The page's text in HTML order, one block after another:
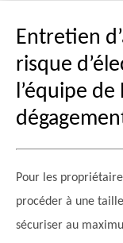
Entretien
risque
l’équipe de
Pour les
procéder à une
sécuriser au